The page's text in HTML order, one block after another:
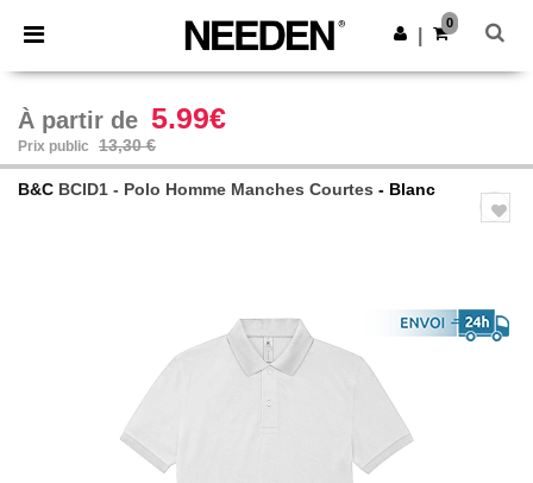
× Appli Needen
Meilleurs prix sur l’app !
Obtenir l'appli
0
À partir de 5.99€
Prix public 13,30 €
B&C BCID1 - Polo Homme Manches Courtes - Blanc